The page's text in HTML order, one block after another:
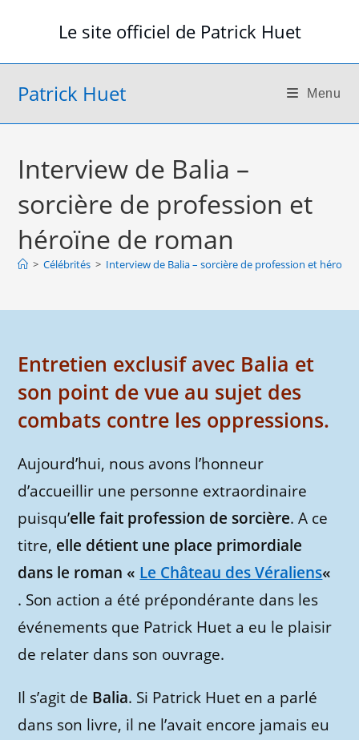
Le site officiel de Patrick Huet
Patrick Huet Menu
Interview de Balia –
sorcière de profession et
héroïne de roman
> Célébrités > Interview de Balia – sorcière de profession et
Entretien exclusif avec Balia et
son point de vue au sujet des
combats contre les oppressions.
Aujourd’hui, nous avons l’honneur
d’accueillir une personne extraordinaire
puisqu’elle fait profession de sorcière. A ce
titre, elle détient une place primordiale
dans le roman « Le Château des Véraliens«
. Son action a été prépondérante dans les
événements que Patrick Huet a eu le plaisir
de relater dans son ouvrage.
Il s’agit de Balia. Si Patrick Huet en a parlé
dans son livre, il ne l’avait encore jamais eu